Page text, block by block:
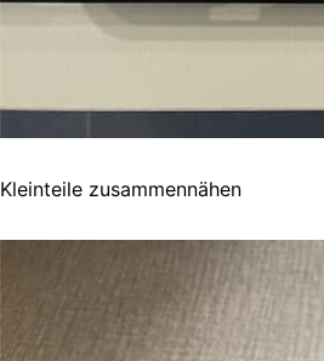
Kleinteile zusammennähen